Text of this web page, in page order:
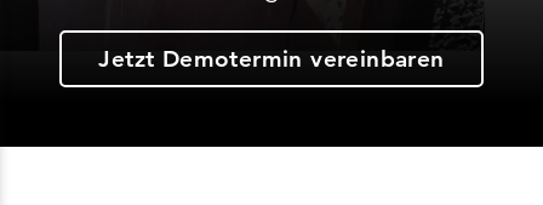
Jetzt Demotermin vereinbaren